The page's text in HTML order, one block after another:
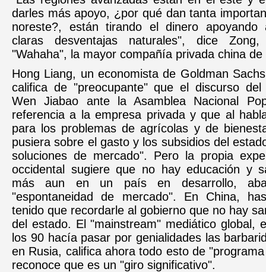
darles más apoyo, ¿por qué dan tanta
noreste?, están tirando el dinero apoyando
claras desventajas naturales", dice
"Wahaha", la mayor compañía privada china de
Hong Liang, un economista de Goldman
califica de "preocupante" que el discurso del
Wen Jiabao ante la Asamblea Nacional
referencia a la empresa privada y que al
para los problemas de agrícolas y de
pusiera sobre el gasto y los subsidios del
soluciones de mercado". Pero la propia
occidental sugiere que no hay educación y
más aun en un país en desarrollo,
"espontaneidad de mercado". En China,
tenido que recordarle al gobierno que no hay
del estado. El "mainstream" mediático global,
los 90 hacía pasar por genialidades las
en Rusia, califica ahora todo esto de
reconoce que es un "giro significativo".